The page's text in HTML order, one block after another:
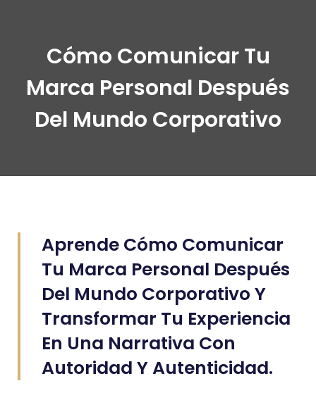
Cómo Comunicar Tu
Marca Personal Después
Del Mundo Corporativo
Aprende Cómo Comunicar
Tu Marca Personal Después
Del Mundo Corporativo Y
Transformar Tu Experiencia
En Una Narrativa Con
Autoridad Y Autenticidad.